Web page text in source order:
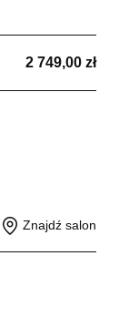
2 749,00 zł
Znajdź salon